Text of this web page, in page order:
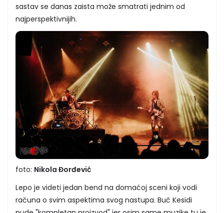
sastav se danas zaista može smatrati jednim od
najperspektivnijih.
foto: Nikola Đorđević
Lepo je videti jedan bend na domaćoj sceni koji vodi
računa o svim aspektima svog nastupa. Buč Kesidi